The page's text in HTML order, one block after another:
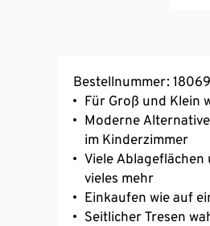
Bestellnummer:
Für Groß und Klein
Moderne
im Kinderzimmer
Viele
vieles mehr
Einkaufen wie auf
Seitlicher Tresen